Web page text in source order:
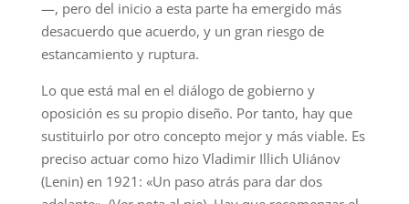
—, pero del inicio a esta parte ha emergido más
desacuerdo que acuerdo, y un gran riesgo de
estancamiento y ruptura.
Lo que está mal en el diálogo de gobierno y
oposición es su propio diseño. Por tanto, hay que
sustituirlo por otro concepto mejor y más viable. Es
preciso actuar como hizo Vladimir Illich Uliánov
(Lenin) en 1921: «Un paso atrás para dar dos